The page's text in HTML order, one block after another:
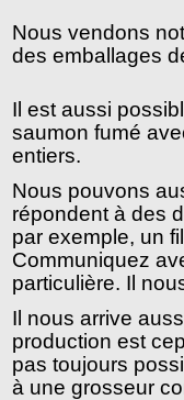
Nous vendons
des emballages
Il est aussi
saumon fumé
entiers.
Nous pouvons
répondent à des
par exemple, un
Communiquez
particulière. Il
Il nous arrive
production est
pas toujours
à une grosseur